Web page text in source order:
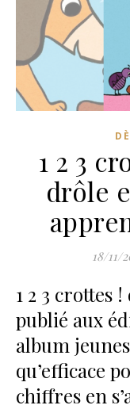
1 2 3
drôle
18/11/
1 2 3 crottes
publié aux
album
qu’efficace
chiffres en